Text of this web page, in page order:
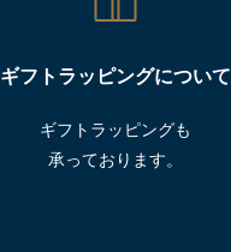
ギフトラッピングについて
ギフトラッピングも
承っております。